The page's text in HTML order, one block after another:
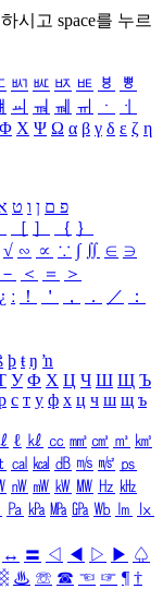
시고 space를 누르
ㅴ ㅵ ㅶ ㅷ ㅸ
ㅹ
ㆉ ㆊ ㆋ ㆌ ㆍ
ㆎ
Φ Χ Ψ Ω α β γ δ ε ζ η
פ ם ן ו ט
［ ］ ｛ ｝
√ ∽ ∝ ∵ ∫ ∬ ∈ ∋
－ ＜ ＝
＞
¿ ː ！ ＇ ， ． ／
：
þ ŧ ŋ ŉ
У Ф Х Ц Ч Ш Щ Ъ
с т у ф х ц ч ш щ ъ
ℓ ㎘ ㏄ ㎣ ㎤ ㎥ ㎦
㎈ ㎉ ㏈ ㎧ ㎨ ㎰
㎻ ㎽ ㎾ ㎿ ㎐ ㎑
㎩ ㎪ ㎫ ㎬ ㏝ ㏐
㏓
↔ 〓 ◁ ◀ ▷ ▶ ♤
♨ ☏ ☎ ☜ ☞ ¶ †